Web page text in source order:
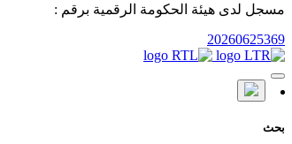
مسجل لدى هيئة الحكومة الرقمية برقم :
20260625369
بحث